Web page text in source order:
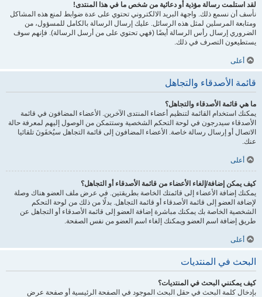
لقد استلمت رسالة مؤذية أو دعائية من شخص ما في هذا المنتدى!
نأسف أن نسمع ذلك. واجهة البريد الالكتروني تحتوي على عدة ضوابط لمنع هذه المشاكل
ومتابعة المرسلين لمثل هذه الرسائل. عليك إرسال الرسالة بالكامل للمسؤول، من
الضروري إرسال رأس الرسالة أيضًا (فهي تحتوي على من أرسل الرسالة). فإنهم سوف
يستطيعون التصرف في ذلك.
أعلى
قائمة الأصدقاء والتجاهل
ما هي قائمة الأصدقاء والتجاهل؟
يمكنك استخدام القائمة لتنظيم أعضاء المنتدى الآخرين. الأعضاء المضافون في قائمة
الأصدقاء سيدرجون في لوحة التحكم الشخصية وستتمكن من الوصول إليهم لمعرفة حالة
الاتصال أو إرسال رسالة خاصة. الأعضاء المضافون إلى قائمة التجاهل سيُخفَونَ تلقائيا
عنك.
أعلى
كيف يمكن إضافة/إلغاء الأعضاء من قائمة الأصدقاء أو التجاهل؟
يمكنك إضافة الأعضاء إلى قائمتك الخاصة بطريقتين. في عرض ملف العضو هناك وصلة
لإضافة العضو إلى قائمة الأصدقاء أو قائمة التجاهل. بدلًا من ذلك من لوحة التحكم
الشخصية الخاصة بك يمكنك مباشرة إضافة العضو إلى قائمة الأصدقاء أو التجاهل عن
طريق إضافة اسم العضو ويمكنك إلغاء اسم العضو من نفس الصفحة.
أعلى
البحث في المنتديات
كيف يمكنني البحث في المنتديات؟
بإدخال كلمة البحث في حقل البحث الموجود في الصفحة الرئيسية أو صفحة عرض